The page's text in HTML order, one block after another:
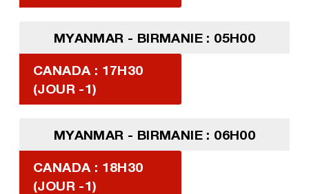
MYANMAR - BIRMANIE : 05H00
CANADA : 17H30
(JOUR -1)
MYANMAR - BIRMANIE : 06H00
CANADA : 18H30
(JOUR -1)